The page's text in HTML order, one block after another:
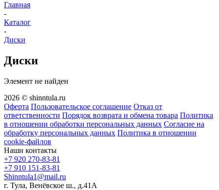
Главная
-
Каталог
-
Диски
Диски
Элемент не найден
2026 © shinntula.ru
Оферта Пользовательское соглашение Отказ от
ответственности Порядок возврата и обмена товара Политика
в отношении обработки персональных данных Согласие на
обработку персональных данных Политика в отношении
cookie-файлов
Наши контакты
+7 920 270-83-81
+7 910 151-83-81
Shinntula1@mail.ru
г. Тула, Венёвское ш., д.41А